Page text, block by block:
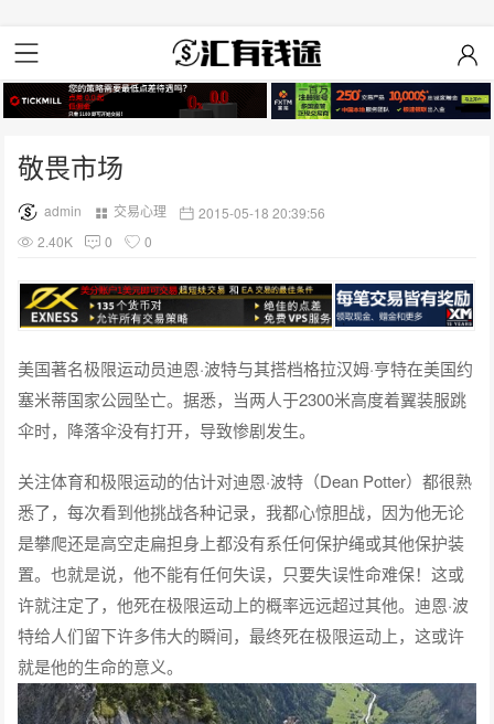
敬畏市场
admin 交易心理
2015-05-18 20:39:56
2.40K
0 0
美国著名极限运动员迪恩·波特与其搭档格拉汉姆·亨特在美国约
塞米蒂国家公园坠亡。据悉，当两人于2300米高度着翼装服跳
伞时，降落伞没有打开，导致惨剧发生。
关注体育和极限运动的估计对迪恩·波特（Dean Potter）都很熟
悉了，每次看到他挑战各种记录，我都心惊胆战，因为他无论
是攀爬还是高空走扁担身上都没有系任何保护绳或其他保护装
置。也就是说，他不能有任何失误，只要失误性命难保！这或
许就注定了，他死在极限运动上的概率远远超过其他。迪恩·波
特给人们留下许多伟大的瞬间，最终死在极限运动上，这或许
就是他的生命的意义。